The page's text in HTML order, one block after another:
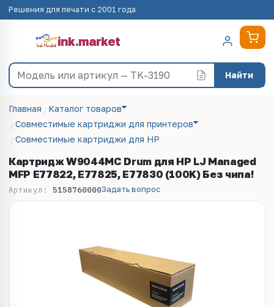
Решения для печати с 2001 года
ink.market
Найти
Главная
Каталог товаров
Совместимые картриджи для принтеров
Совместимые картриджи для HP
Картридж W9044MC Drum для HP LJ Managed
MFP E77822, E77825, E77830 (100K) Без чипа!
Артикул: 5158760000Задать вопрос